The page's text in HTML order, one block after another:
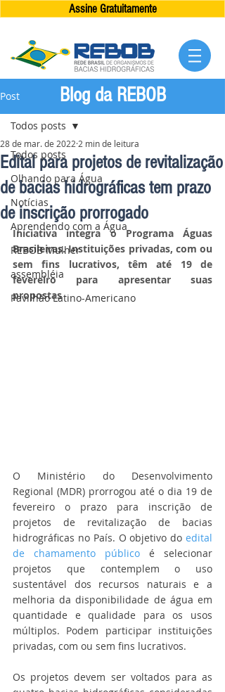
Assine Gratuitamente
Post
Todos posts
Olhando para Água
Notícias
Aprendendo com a Água
REBOB Mulher
assembléia
Pavilhão Latino-Americano
Todos posts
Edital para projetos de revitalização
de bacias hidrográficas tem prazo
de inscrição prorrogado
28 de mar. de 2022 2 min de leitura
Iniciativa integra o Programa Águas
Brasileiras. Instituições privadas, com ou
sem fins lucrativos, têm até 19 de
fevereiro para apresentar suas
propostas
O Ministério do Desenvolvimento
Regional (MDR) prorrogou até o dia 19 de
fevereiro o prazo para inscrição de
projetos de revitalização de bacias
hidrográficas no País. O objetivo do edital
de chamamento público é selecionar
projetos que contemplem o uso
sustentável dos recursos naturais e a
melhoria da disponibilidade de água em
quantidade e qualidade para os usos
múltiplos. Podem participar instituições
privadas, com ou sem fins lucrativos.
Os projetos devem ser voltados para as
Blog da REBOB